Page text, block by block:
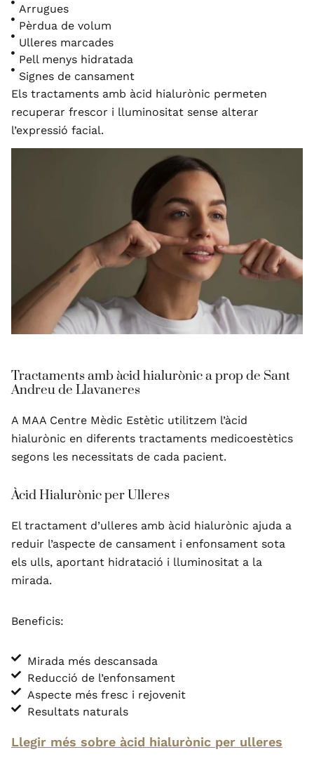
Arrugues
Pèrdua de volum
Ulleres marcades
Pell menys hidratada
Signes de cansament
Els tractaments amb àcid hialurònic permeten
recuperar frescor i lluminositat sense alterar
l’expressió facial.
Tractaments amb àcid hialurònic a prop de Sant
Andreu de Llavaneres
A MAA Centre Mèdic Estètic utilitzem l’àcid
hialurònic en diferents tractaments medicoestètics
segons les necessitats de cada pacient.
Àcid Hialurònic per Ulleres
El tractament d’ulleres amb àcid hialurònic ajuda a
reduir l’aspecte de cansament i enfonsament sota
els ulls, aportant hidratació i lluminositat a la
mirada.
Beneficis:
Mirada més descansada
Reducció de l’enfonsament
Aspecte més fresc i rejovenit
Resultats naturals
Llegir més sobre àcid hialurònic per ulleres